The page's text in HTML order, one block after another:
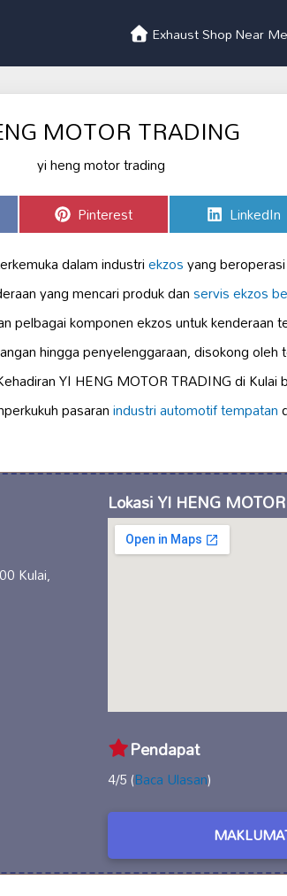
Exhaust Shop Near Me
MOTOR TRADING
Share
on
Pinterest Share
on
LinkedIn
dalam industriekzosyang
yang mencari produk danservis ekzos
pelbagai komponen ekzos untuk kenderaan
hingga penyelenggaraan, disokong oleh
YI HENG MOTOR TRADING di Kulai
pasaranindustri automotif tempatan
Kulai,
Lokasi YI HENG
Pendapat
4/5 (Baca Ulasan)